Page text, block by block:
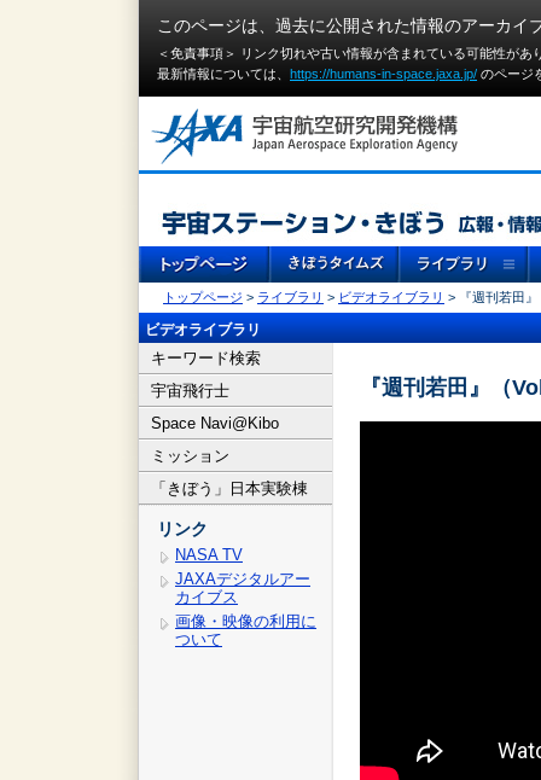
このページは、過去に公開された情報のアーカイ
＜免責事項＞ リンク切れや古い情報が含まれている可能性が
最新情報については、 https://humans-in-space.jaxa.jp/ のページ
トップページ > ライブラリ > ビデオライブラリ > 『週刊若田
ビデオライブラリ
キーワード検索
宇宙飛行士
Space Navi@Kibo
ミッション
「きぼう」日本実験棟
リンク
NASA TV
JAXAデジタルアー
カイブス
画像・映像の利用に
ついて
『週刊若田』（